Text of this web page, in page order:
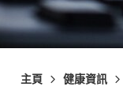
主頁 健康資訊